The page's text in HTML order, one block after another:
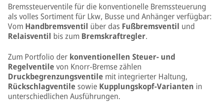
Bremssteuerventile für die konventionelle Bremssteuerung
als volles Sortiment für Lkw, Busse und Anhänger verfügbar:
Vom Handbremsventil über das Fußbremsventil und
Relaisventil bis zum Bremskraftregler.
Zum Portfolio der konventionellen Steuer- und
Regelventile von Knorr-Bremse zählen
Druckbegrenzungsventile mit integrierter Haltung,
Rückschlagventile sowie Kupplungskopf-Varianten in
unterschiedlichen Ausführungen.